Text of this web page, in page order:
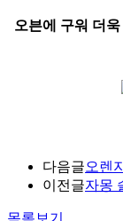
오븐에 구워 더
다음글오렌
이전글자몽
목록보기